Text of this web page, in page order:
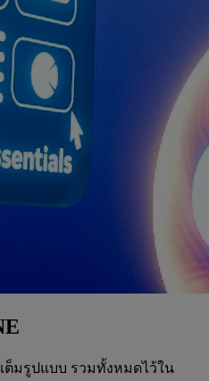
เต็มรูปแบบ รวมทั้งหมดไว้ใน